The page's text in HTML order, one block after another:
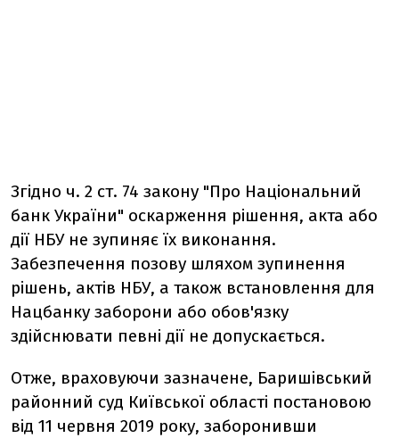
Згідно ч. 2 ст. 74 закону "Про Національний
банк України" оскарження рішення, акта або
дії НБУ не зупиняє їх виконання.
Забезпечення позову шляхом зупинення
рішень, актів НБУ, а також встановлення для
Нацбанку заборони або обов'язку
здійснювати певні дії не допускається.
Отже, враховуючи зазначене, Баришівський
районний суд Київської області постановою
від 11 червня 2019 року, заборонивши